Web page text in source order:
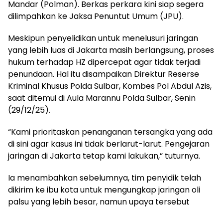
Mandar (Polman). Berkas perkara kini siap segera
dilimpahkan ke Jaksa Penuntut Umum (JPU).
Meskipun penyelidikan untuk menelusuri jaringan
yang lebih luas di Jakarta masih berlangsung, proses
hukum terhadap HZ dipercepat agar tidak terjadi
penundaan. Hal itu disampaikan Direktur Reserse
Kriminal Khusus Polda Sulbar, Kombes Pol Abdul Azis,
saat ditemui di Aula Marannu Polda Sulbar, Senin
(29/12/25).
“Kami prioritaskan penanganan tersangka yang ada
di sini agar kasus ini tidak berlarut-larut. Pengejaran
jaringan di Jakarta tetap kami lakukan,” tuturnya.
Ia menambahkan sebelumnya, tim penyidik telah
dikirim ke ibu kota untuk mengungkap jaringan oli
palsu yang lebih besar, namun upaya tersebut